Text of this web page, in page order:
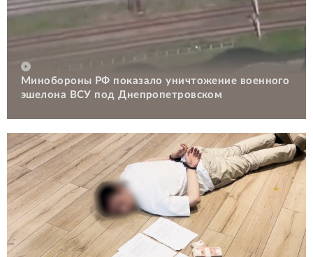
Минобороны РФ показало уничтожение военного
эшелона ВСУ под Днепропетровском